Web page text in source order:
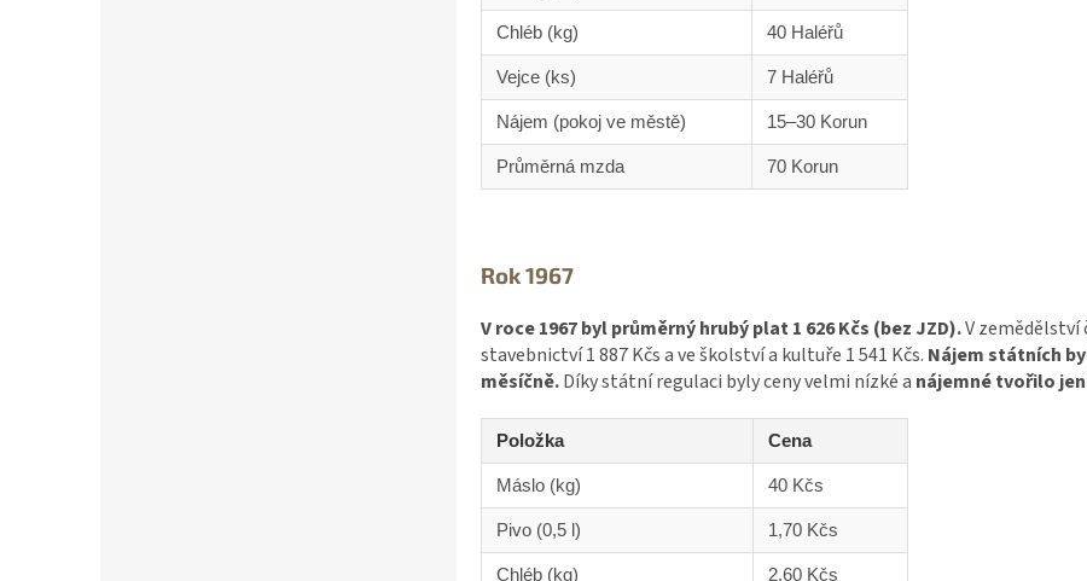
Chléb (kg) 40 Haléřů
Vejce (ks) 7 Haléřů
Nájem (pokoj ve městě) 15–30 Korun
Průměrná mzda 70 Korun
Rok 1967
V roce 1967 byl průměrný hrubý plat 1 626 Kčs (bez JZD).V zemědělství
stavebnictví 1 887 Kčs a ve školství a kultuře 1 541 Kčs. Nájem státních
měsíčně.Díky státní regulaci byly ceny velmi nízké a nájemné tvořilo
Položka Cena
Máslo (kg) 40 Kčs
Pivo (0,5 l) 1,70 Kčs
Chléb (kg) 2,60 Kčs